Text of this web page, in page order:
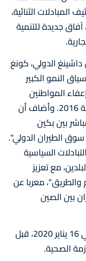
الثنائية،
جديدة للتنمية
الدولي، كونغ
النمو الكبير
المواطنين
الصينيين من تأشيرة دخول المغرب سنة 2016. وأضاف أن
بين بكين
الطيران الدولي".
السياسية
مع تعزيز
والطريق"، معربا عن
بين الصين
وتم إطلاق خط الدار البيضاء - بكين في 16 يناير 2020، قبل
الصحية.